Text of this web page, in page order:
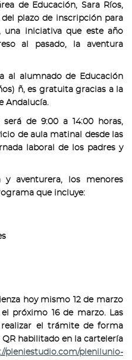
de Educación, Sara Ríos,
plazo de inscripción para
una iniciativa que este año
al pasado, la aventura
al alumnado de Educación
ñ, es gratuita gracias a la
Andalucía.
de 9:00 a 14:00 horas,
de aula matinal desde las
laboral de los padres y
aventurera, los menores
que incluye:
hoy mismo 12 de marzo
próximo 16 de marzo. Las
realizar el trámite de forma
habilitado en la cartelería
pleniestudio.com/plenilunio-